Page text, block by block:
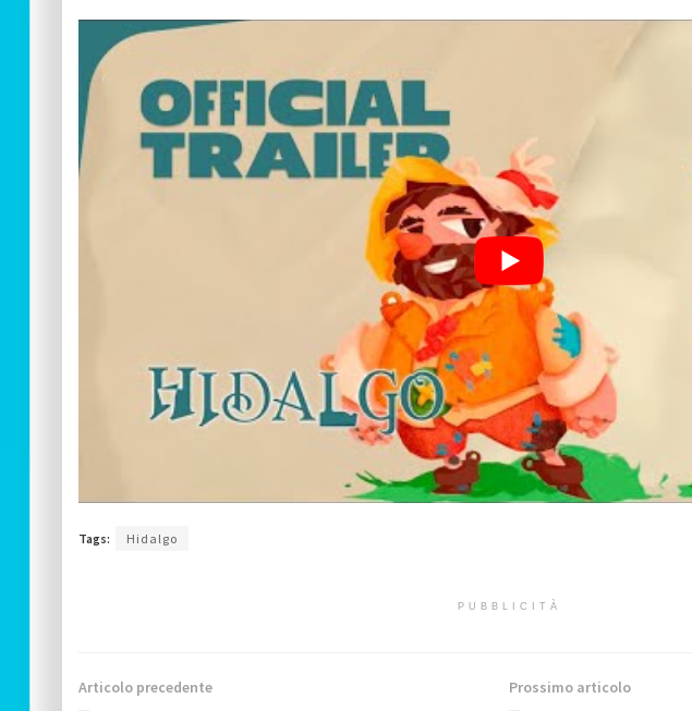
Tags: Hidalgo
PUBBLICITÀ
Articolo precedente Prossimo articolo